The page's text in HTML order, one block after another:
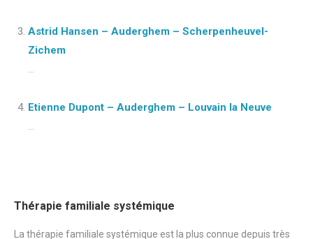
Astrid Hansen – Auderghem – Scherpenheuvel-
Zichem
...
Etienne Dupont – Auderghem – Louvain la Neuve
...
Thérapie familiale systémique
La thérapie familiale systémique est la plus connue depuis très